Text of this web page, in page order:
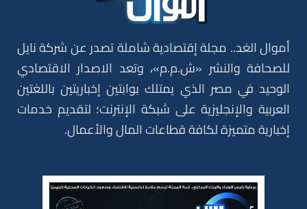
أموال الغد.. مجلة إقتصادية شاملة تصدر عن شركة نايل
للصحافة والنشر «ش.م.م»، وتعد الاصدار الاقتصادي
الوحيد في مصر الذي يمتلك بوابتين إخباريتين باللغتين
العربية والإنجليزية على شبكة الإنترنت؛ لتقديم خدمات
إخبارية متميزة لكافة قطاعات المال والأعمال.